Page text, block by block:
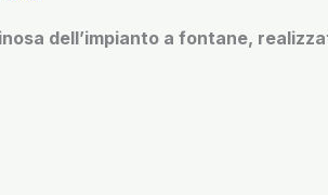
dell’impianto a fontane,